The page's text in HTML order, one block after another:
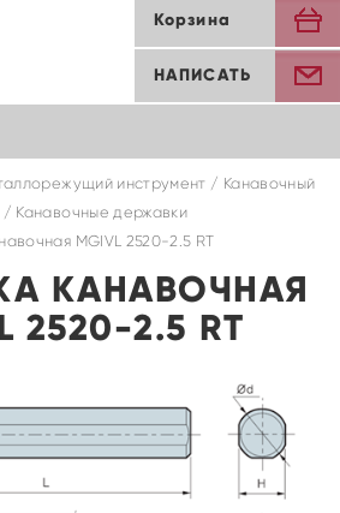
Корзина
НАПИСАТЬ
инструмент / Канавочный
/ Канавочные державки
MGIVL 2520-2.5 RT
КАНАВОЧНАЯ
2520-2.5 RT